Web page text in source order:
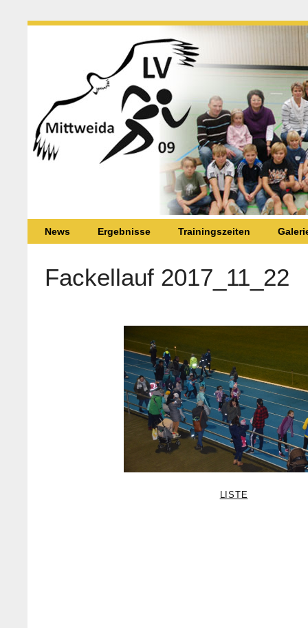
News Ergebnisse Trainingszeiten
Fackellauf 2017_11_22
LISTE